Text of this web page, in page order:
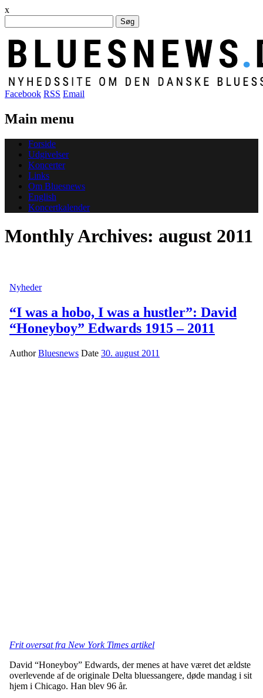
x
efter:
Facebook RSS Email
Main menu
Skip
content
Forside
Udgivelser
Koncerter
Links
Om Bluesnews
English
Koncertkalender
Monthly Archives: august 2011
Nyheder
“I was a hobo, I was a hustler”: David
“Honeyboy” Edwards 1915 – 2011
AuthorBluesnews Date 30. august 2011
Frit oversat fra New York Times artikel
David “Honeyboy” Edwards, der menes at have været det ældste
overlevende af de originale Delta bluessangere, døde mandag i sit
hjem i Chicago. Han blev 96 år.